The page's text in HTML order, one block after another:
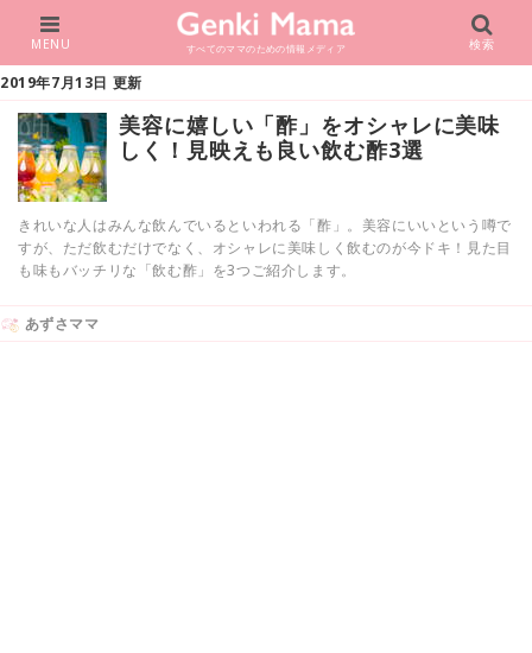
すべてのママのための情報メディア
MENU 検索
2019年7月13日 更新
美容に嬉しい「酢」をオシャレに美味
しく！見映えも良い飲む酢3選
きれいな人はみんな飲んでいるといわれる「酢」。美容にいいという噂で
すが、ただ飲むだけでなく、オシャレに美味しく飲むのが今ドキ！見た目
も味もバッチリな「飲む酢」を3つご紹介します。
あずさママ